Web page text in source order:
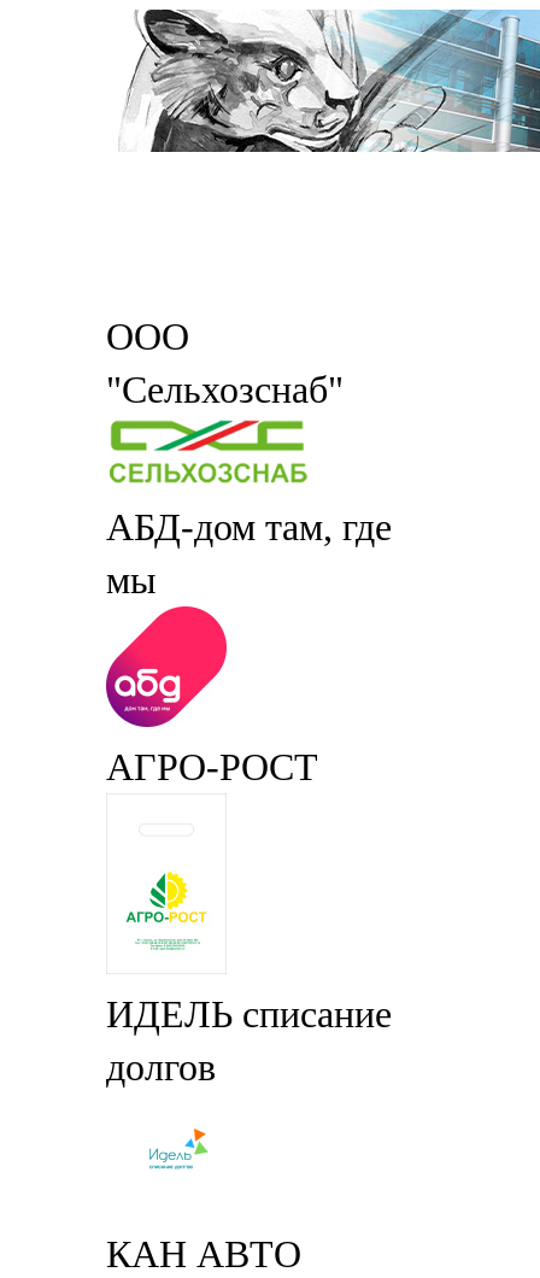
ООО
"Сельхозснаб"
АБД-дом там, где
мы
АГРО-РОСТ
ИДЕЛЬ списание
долгов
КАН АВТО